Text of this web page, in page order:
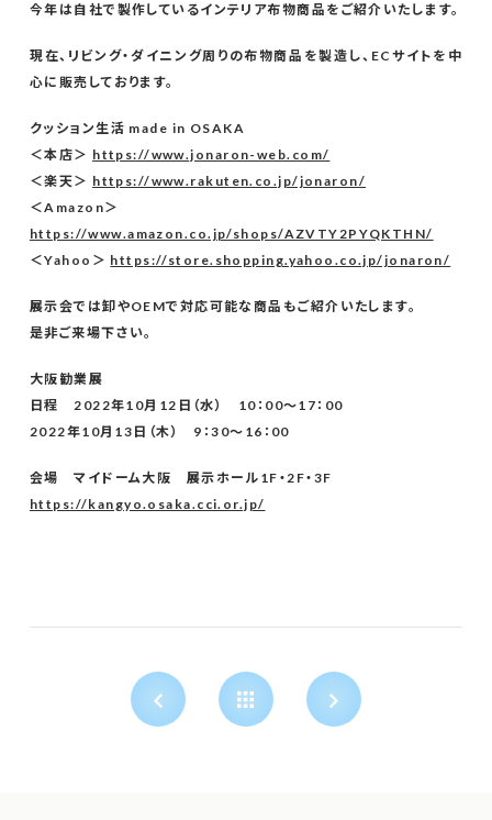
今年は自社で製作しているインテリア布物商品をご紹介いたします。
現在、リビング・ダイニング周りの布物商品を製造し、ECサイトを中
心に販売しております。
クッション生活 made in OSAKA
＜本店＞ https://www.jonaron-web.com/
＜楽天＞ https://www.rakuten.co.jp/jonaron/
＜Amazon＞
https://www.amazon.co.jp/shops/AZVTY2PYQKTHN/
＜Yahoo＞ https://store.shopping.yahoo.co.jp/jonaron/
展示会では卸やOEMで対応可能な商品もご紹介いたします。
是非ご来場下さい。
大阪勧業展
日程 2022年10月12日（水） 10：00～17：00
2022年10月13日（木） 9：30～16：00
会場 マイドーム大阪 展示ホール1F・2F・3F
https://kangyo.osaka.cci.or.jp/